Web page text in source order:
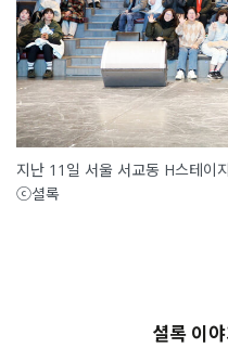
지난 11일 서울 서교동 H스테이
ⓒ셜록
셜록 이